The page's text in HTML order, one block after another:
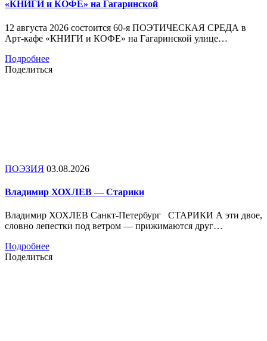
«КНИГИ и КОФЕ» на Гагаринской
12 августа 2026 состоится 60-я ПОЭТИЧЕСКАЯ СРЕДА в
Арт-кафе «КНИГИ и КОФЕ» на Гагаринской улице…
Подробнее
Поделиться
ПОЭЗИЯ 03.08.2026
Владимир ХОХЛЕВ — Старики
Владимир ХОХЛЕВ Санкт-Петербург СТАРИКИ А эти двое,
словно лепестки под ветром — прижимаются друг…
Подробнее
Поделиться